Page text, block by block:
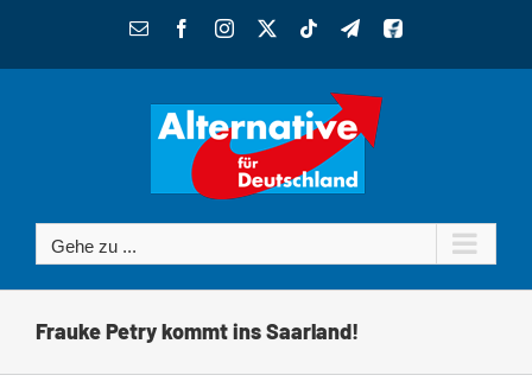
E-
FacebookInstagram TiktokTelegram
Benutzerdefiniert
Gehe zu ...
Frauke Petry kommt ins Saarland!